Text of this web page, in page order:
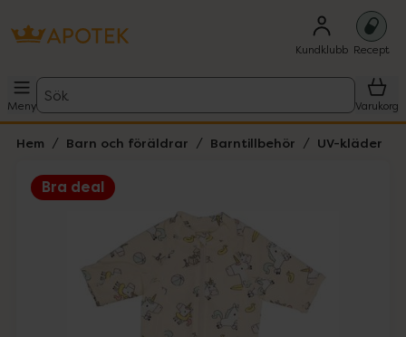
Kundklubb Recept
Meny
Sök
Varukorg
Hem Barn och föräldrar Barntillbehör UV-kläder
Bra deal
Lista: . Innehåller 3 objekt.